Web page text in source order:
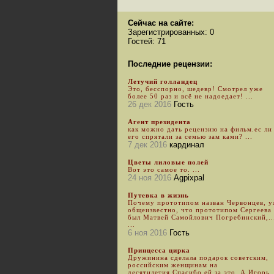
Сейчас на сайте:
Зарегистрированных: 0
Гостей: 71
Последние рецензии:
Летучий голландец
Это, бесспорно, шедевр! Смотрел уже
более 50 раз и всё не надоедает! ...
26 дек 2016 Гость
Агент президента
как можно дать рецензию на фильм.ес ли
его спрятали за семью зам ками? ...
7 дек 2016 кардинал
Цветы лиловые полей
Вот это самое то. ...
24 ноя 2016 Agpixpal
Путевка в жизнь
Почему прототипом назван Червонцев,
общеизвестно, что прототипом Сергеева
был Матвей Самойлович Погребинский,...
6 ноя 2016 Гость
Принцесса цирка
Дружинина сделала подарок советским,
российским женщинам на
десятилетия.Спасибо ей за это. А Игорь